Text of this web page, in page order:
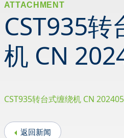
ATTACHMENT
CST935
机 CN
CST935转台式缠绕机 CN
返回新闻